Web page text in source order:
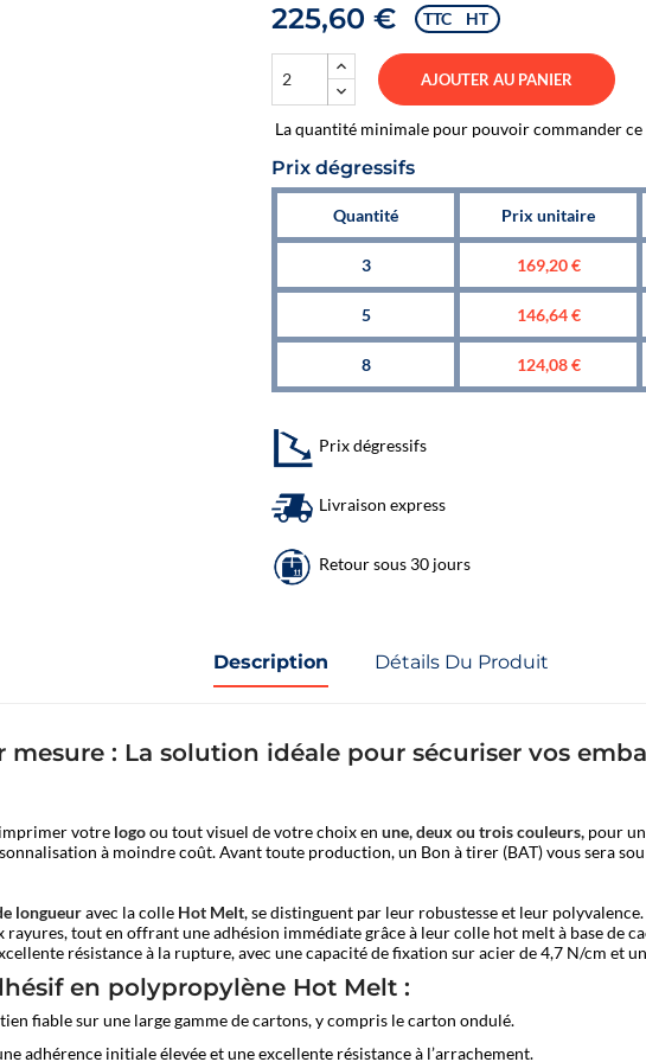
225,60 € TTC HT
AJOUTER AU PANIER
La quantité minimale pour pouvoir commander
Prix dégressifs
Quantité Prix unitaire
3 169,20 €
5 146,64 €
8 124,08 €
Prix dégressifs
Livraison express
Retour sous 30 jours
Description Détails Du Produit
mesure : La solution idéale pour sécuriser vos
votre logoou tout visuel de votre choix en une, deux ou trois couleurs, pour
à moindre coût. Avant toute production, un Bon à tirer (BAT) vous sera
longueuravec la colle Hot Melt, se distinguent par leur robustesse et leur
rayures, tout en offrant une adhésion immédiate grâce à leur colle hot melt à base de
résistance à la rupture, avec une capacité de fixation sur acier de 4,7 N/cm et
en polypropylène Hot Melt :
fiable sur une large gamme de cartons, y compris le carton ondulé.
adhérence initiale élevée et une excellente résistance à l’arrachement.